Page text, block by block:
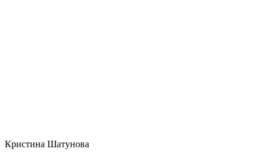
Кристина Шатунова